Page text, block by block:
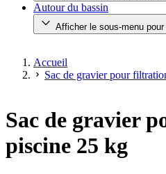
Autour du bassin
Afficher le sous-menu
Accueil
Sac de gravier pour
Sac de gravier
piscine 25 kg